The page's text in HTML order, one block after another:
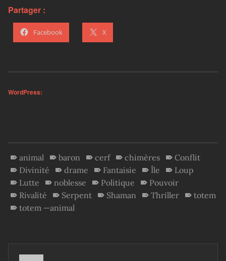
Partager :
Facebook X
WordPress:
animal baron cerf chimères
Conflit
Divinité
drame Fantaisie Île
Loup
Lutte
noblesse Politique
Pouvoir
Rivalité
Serpent Shaman Thriller
totem
totem —animal